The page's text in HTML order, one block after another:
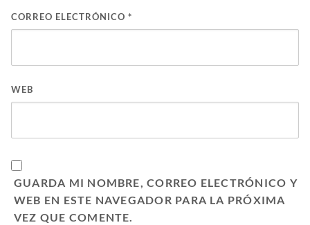
CORREO ELECTRÓNICO *
WEB
GUARDA MI NOMBRE, CORREO ELECTRÓNICO Y
WEB EN ESTE NAVEGADOR PARA LA PRÓXIMA
VEZ QUE COMENTE.